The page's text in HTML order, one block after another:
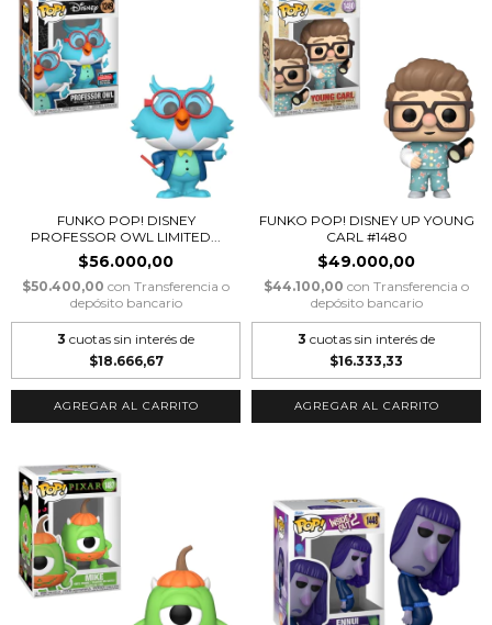
FUNKO POP! DISNEY
PROFESSOR OWL LIMITED...
$56.000,00
$50.400,00 con Transferencia o
depósito bancario
3 cuotas sin interés de
$18.666,67
FUNKO POP! DISNEY UP YOUNG
CARL #1480
$49.000,00
$44.100,00 con Transferencia o
depósito bancario
3 cuotas sin interés de
$16.333,33